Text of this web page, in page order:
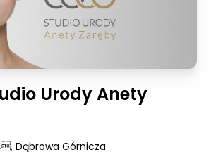
Urody Anety
, Dąbrowa Górnicza